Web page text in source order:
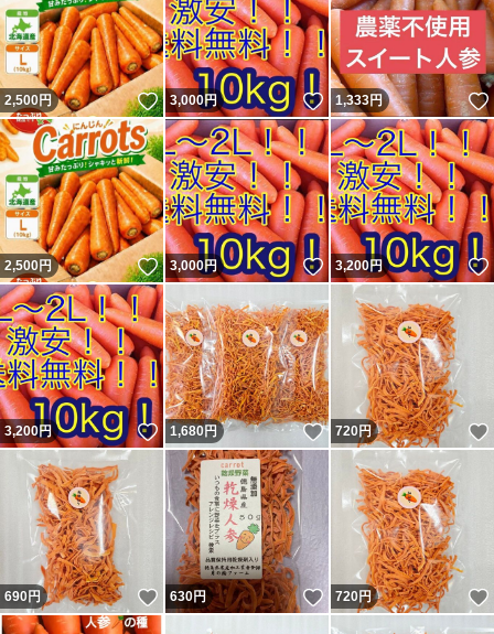
2,500円 いいね！
3,000円 いいね！
1,333円
2,500円 いいね！
3,000円 いいね！
3,200円
3,200円 いいね！
1,680円 いいね！
720円
690円 いいね！
630円 いいね！
720円